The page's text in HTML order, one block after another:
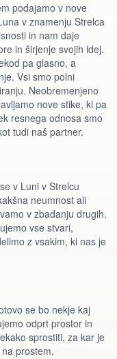
podajamo v nove
v znamenju Strelca
in nam daje
in širjenje svojih idej.
pa glasno, a
Vsi smo polni
Neobremenjeno
nove stike, ki pa
resnega odnosa smo
tudi naš partner.
v Luni v Strelcu
neumnost ali
v zbadanju drugih.
vse stvari,
z vsakim, ki nas je
se bo nekje kaj
odprt prostor in
sprostiti, za kar je
prostem.